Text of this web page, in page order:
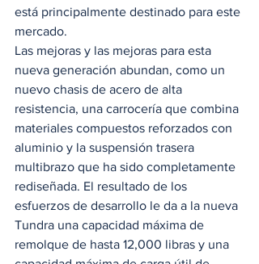
está principalmente destinado para este
mercado.
Las mejoras y las mejoras para esta
nueva generación abundan, como un
nuevo chasis de acero de alta
resistencia, una carrocería que combina
materiales compuestos reforzados con
aluminio y la suspensión trasera
multibrazo que ha sido completamente
rediseñada. El resultado de los
esfuerzos de desarrollo le da a la nueva
Tundra una capacidad máxima de
remolque de hasta 12,000 libras y una